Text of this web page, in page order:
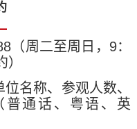
（周二至周日，9：
名称、参观人数、
通话、粤语、英